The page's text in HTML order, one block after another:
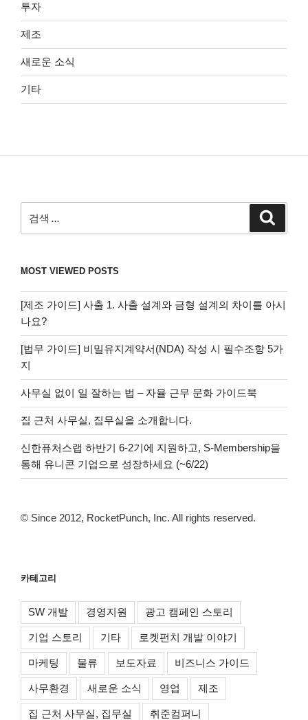
투자
제조
새로운 소식
기타
색:
MOST VIEWED POSTS
[제조 가이드] 사출 1. 사출 설계와 금형 설계의 차이를 아시
나요?
[법무 가이드] 비밀유지계약서(NDA) 작성 시 필수조항 5가
지
사무실 없이 일 잘하는 법 – 자율 근무 문화 가이드북
집 근처 사무실, 집무실을 소개합니다.
신한퓨처스랩 하반기 6-2기에 지원하고, S-Membership을
통해 유니콘 기업으로 성장하세요 (~6/22)
© Since 2012, RocketPunch, Inc. All rights reserved.
카테고리
SW 개발 경영지원 광고 캠페인 스토리
기업 스토리 기타 로켓펀치 개발 이야기
마케팅 물류 보도자료 비즈니스 가이드
사무환경 새로운 소식 영업 제조
집 근처 사무실, 집무실 취준컴퍼니